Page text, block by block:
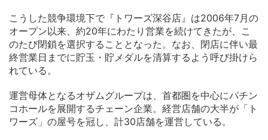
こうした競争環境下で『トワーズ深谷店』は2006年7月の
オープン以来、約20年にわたり営業を続けてきたが、こ
のたび閉鎖を選択することとなった。なお、閉店に伴い最
終営業日までに貯玉・貯メダルを清算するよう呼び掛けら
れている。
運営母体となるオザムグループは、首都圏を中心にパチン
コホールを展開するチェーン企業。経営店舗の大半が「ト
ワーズ」の屋号を冠し、計30店舗を運営している。